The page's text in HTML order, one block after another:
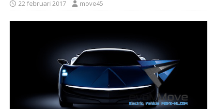
22 februari 2017 move45